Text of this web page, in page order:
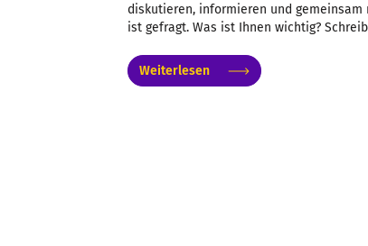
diskutieren, informieren und gemeinsam
ist gefragt. Was ist Ihnen wichtig?
Weiterlesen